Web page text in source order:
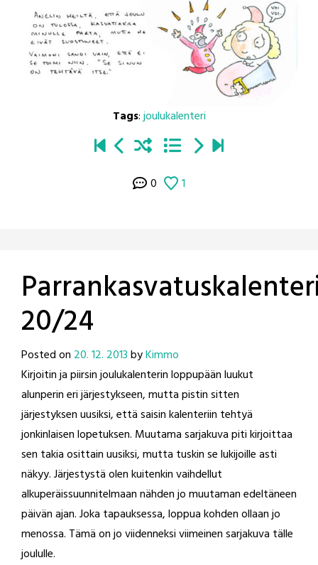
Tags:joulukalenteri
0 1
20/24
Posted on 20. 12. 2013byKimmo
Kirjoitin ja piirsin joulukalenterin loppupään luukut
alunperin eri järjestykseen, mutta pistin sitten
järjestyksen uusiksi, että saisin kalenteriin tehtyä
jonkinlaisen lopetuksen. Muutama sarjakuva piti kirjoittaa
sen takia osittain uusiksi, mutta tuskin se lukijoille asti
näkyy. Järjestystä olen kuitenkin vaihdellut
alkuperäissuunnitelmaan nähden jo muutaman edeltäneen
päivän ajan. Joka tapauksessa, loppua kohden ollaan jo
menossa. Tämä on jo viidenneksi viimeinen sarjakuva tälle
joululle.